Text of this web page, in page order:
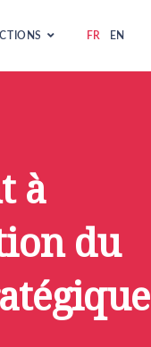
FR EN
à
du